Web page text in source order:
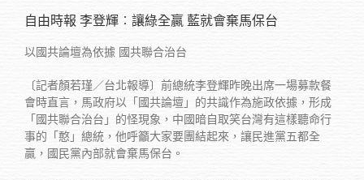
自由時報 李登輝︰讓綠全贏 藍就會棄馬保台
以國共論壇為依據 國共聯合治台
〔記者顏若瑾／台北報導〕前總統李登輝昨晚出席一場募款餐
會時直言，馬政府以「國共論壇」的共識作為施政依據，形成
「國共聯合治台」的怪現象，中國暗自取笑台灣有這樣聽命行
事的「憨」總統，他呼籲大家要團結起來，讓民進黨五都全
贏，國民黨內部就會棄馬保台。